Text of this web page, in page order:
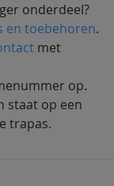
onderdeel?
en toebehoren.
met
op.
staat op een
trapas.